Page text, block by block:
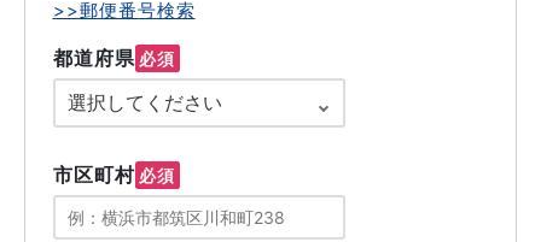
>>郵便番号検索
都道府県 必須
市区町村 必須